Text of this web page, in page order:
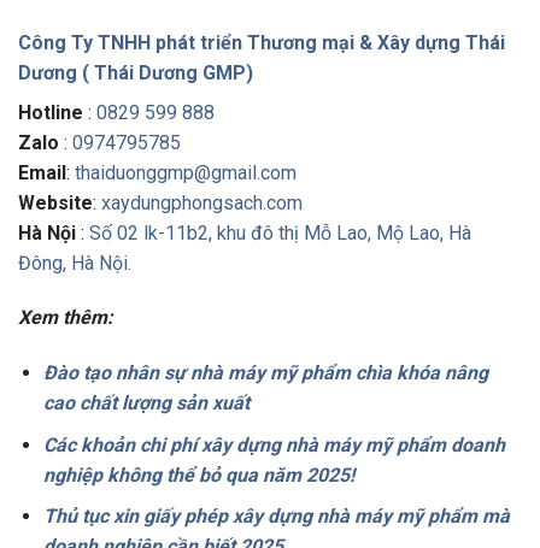
Công Ty TNHH phát triển Thương mại & Xây dựng Thái
Dương ( Thái Dương GMP)
Hotline : 0829 599 888
Zalo : 0974795785
Email: thaiduonggmp@gmail.com
Website: xaydungphongsach.com
Hà Nội : Số 02 lk-11b2, khu đô thị Mỗ Lao, Mộ Lao, Hà
Đông, Hà Nội.
Xem thêm:
Đào tạo nhân sự nhà máy mỹ phẩm chìa khóa nâng
cao chất lượng sản xuất
Các khoản chi phí xây dựng nhà máy mỹ phẩm doanh
nghiệp không thể bỏ qua năm 2025!
Thủ tục xin giấy phép xây dựng nhà máy mỹ phẩm mà